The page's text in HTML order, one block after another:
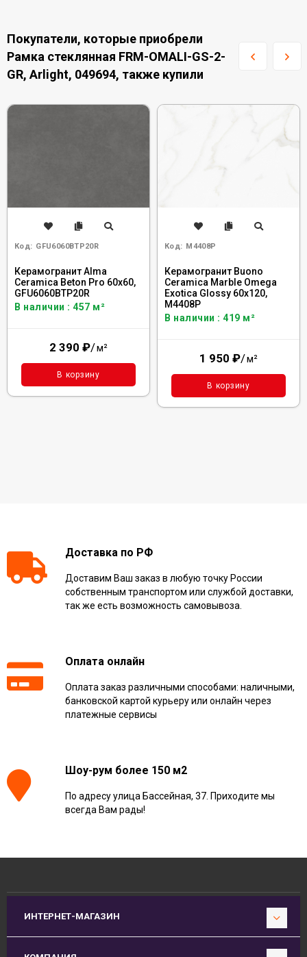
Покупатели, которые приобрели
Рамка стеклянная FRM-OMALI-GS-2-
GR, Arlight, 049694, также купили
Код: GFU6060BTP20R
Керамогранит Alma
Ceramica Beton Pro 60x60,
GFU6060BTP20R
В наличии : 457 м²
2 390 ₽/м²
В корзину
Код: M4408P
Керамогранит Buono
Ceramica Marble Omega
Exotica Glossy 60x120,
M4408P
В наличии : 419 м²
1 950 ₽/м²
В корзину
Доставка по РФ
Доставим Ваш заказ в любую точку России
собственным транспортом или службой доставки,
так же есть возможность самовывоза.
Оплата онлайн
Оплата заказ различными способами: наличными,
банковской картой курьеру или онлайн через
платежные сервисы
Шоу-рум более 150 м2
По адресу улица Бассейная, 37. Приходите мы
всегда Вам рады!
ИНТЕРНЕТ-МАГАЗИН